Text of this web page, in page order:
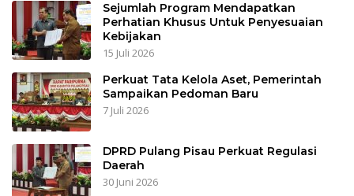
Sejumlah Program Mendapatkan
Perhatian Khusus Untuk Penyesuaian
Kebijakan
15 Juli 2026
Perkuat Tata Kelola Aset, Pemerintah
Sampaikan Pedoman Baru
7 Juli 2026
DPRD Pulang Pisau Perkuat Regulasi
Daerah
30 Juni 2026